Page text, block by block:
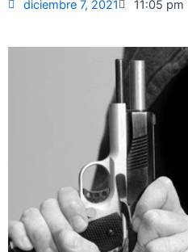
o
k
r
diciembre 7, 2021 11:05 pm